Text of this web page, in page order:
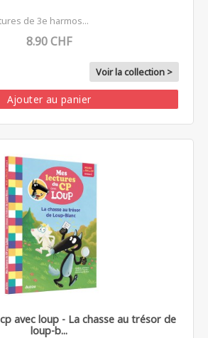
de 3e harmos...
8.90 CHF
Voir la collection >
Ajouter au panier
avec loup - La chasse au trésor de
loup-b...